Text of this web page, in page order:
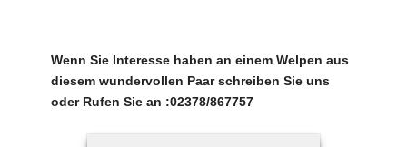
Wenn Sie Interesse haben an einem Welpen aus
diesem wundervollen Paar schreiben Sie uns
oder Rufen Sie an :02378/867757